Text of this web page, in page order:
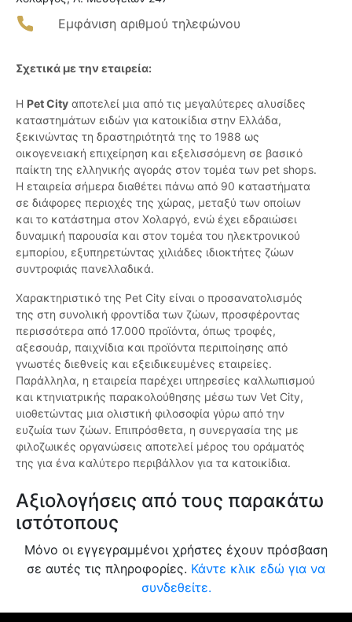
Εμφάνιση αριθμού τηλεφώνου
Σχετικά με την εταιρεία:
Η Pet City αποτελεί μια από τις μεγαλύτερες αλυσίδες
καταστημάτων ειδών για κατοικίδια στην Ελλάδα,
ξεκινώντας τη δραστηριότητά της το 1988 ως
οικογενειακή επιχείρηση και εξελισσόμενη σε βασικό
παίκτη της ελληνικής αγοράς στον τομέα των pet shops.
Η εταιρεία σήμερα διαθέτει πάνω από 90 καταστήματα
σε διάφορες περιοχές της χώρας, μεταξύ των οποίων
και το κατάστημα στον Χολαργό, ενώ έχει εδραιώσει
δυναμική παρουσία και στον τομέα του ηλεκτρονικού
εμπορίου, εξυπηρετώντας χιλιάδες ιδιοκτήτες ζώων
συντροφιάς πανελλαδικά.
Χαρακτηριστικό της Pet City είναι ο προσανατολισμός
της στη συνολική φροντίδα των ζώων, προσφέροντας
περισσότερα από 17.000 προϊόντα, όπως τροφές,
αξεσουάρ, παιχνίδια και προϊόντα περιποίησης από
γνωστές διεθνείς και εξειδικευμένες εταιρείες.
Παράλληλα, η εταιρεία παρέχει υπηρεσίες καλλωπισμού
και κτηνιατρικής παρακολούθησης μέσω των Vet City,
υιοθετώντας μια ολιστική φιλοσοφία γύρω από την
ευζωία των ζώων. Επιπρόσθετα, η συνεργασία της με
φιλοζωικές οργανώσεις αποτελεί μέρος του οράματός
της για ένα καλύτερο περιβάλλον για τα κατοικίδια.
Αξιολογήσεις από τους παρακάτω
ιστότοπους
Μόνο οι εγγεγραμμένοι χρήστες έχουν πρόσβαση
σε αυτές τις πληροφορίες. Κάντε κλικ εδώ για να
συνδεθείτε.